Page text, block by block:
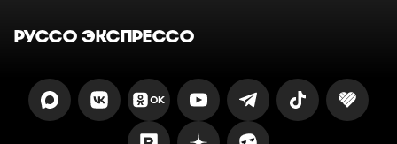
РУССО ЭКСПРЕССО